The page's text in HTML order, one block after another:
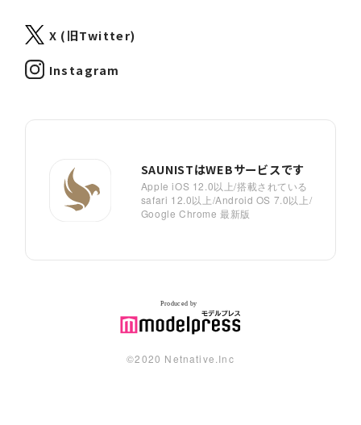
X (旧Twitter)
Instagram
SAUNISTはWEBサービスです
Apple iOS 12.0以上/搭載されている
safari 12.0以上/Android OS 7.0以上/
Google Chrome 最新版
©︎2020 Netnative.Inc